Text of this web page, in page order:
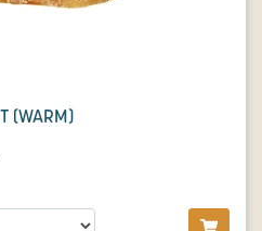
(WARM)